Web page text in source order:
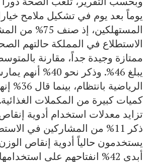
يوماً بعد يوم في تشكيل ملامح
المستهلكين، إذ
الاستطلاع في المملكة حالتهم
ممتازة وجيدة جداً، مقارنة
يبلغ 46%. وذكر نحو
الرياضية
كميات كبيرة من المكملات
تزايد معدلات استخدام أدوية
ذكر 11% من المشاركين في
يستخدمون حالياً أدوية إنقاص
أبدى 42% انفتاحهم على